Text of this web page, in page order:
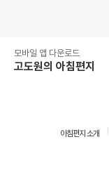
모바일 앱 다운로드
고도원의 아침편지
아침편지 소개